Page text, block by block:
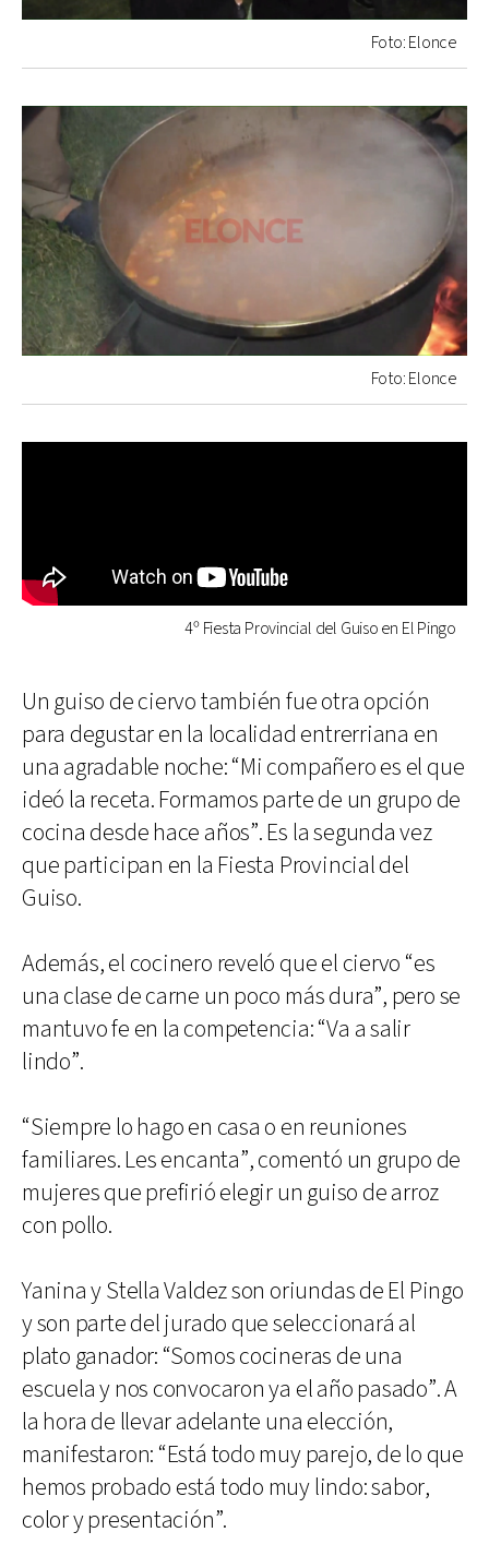
Foto: Elonce
Foto: Elonce
4º Fiesta Provincial del Guiso en El Pingo
Un guiso de ciervo también fue otra opción
para degustar en la localidad entrerriana en
una agradable noche: “Mi compañero es el que
ideó la receta. Formamos parte de un grupo de
cocina desde hace años”. Es la segunda vez
que participan en la Fiesta Provincial del
Guiso.
Además, el cocinero reveló que el ciervo “es
una clase de carne un poco más dura”, pero se
mantuvo fe en la competencia: “Va a salir
lindo”.
“Siempre lo hago en casa o en reuniones
familiares. Les encanta”, comentó un grupo de
mujeres que prefirió elegir un guiso de arroz
con pollo.
Yanina y Stella Valdez son oriundas de El Pingo
y son parte del jurado que seleccionará al
plato ganador: “Somos cocineras de una
escuela y nos convocaron ya el año pasado”. A
la hora de llevar adelante una elección,
manifestaron: “Está todo muy parejo, de lo que
hemos probado está todo muy lindo: sabor,
color y presentación”.